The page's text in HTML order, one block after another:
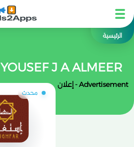
الرئيسية
YOUSEF J A ALMEER
Advertisement - إعلان
محدث